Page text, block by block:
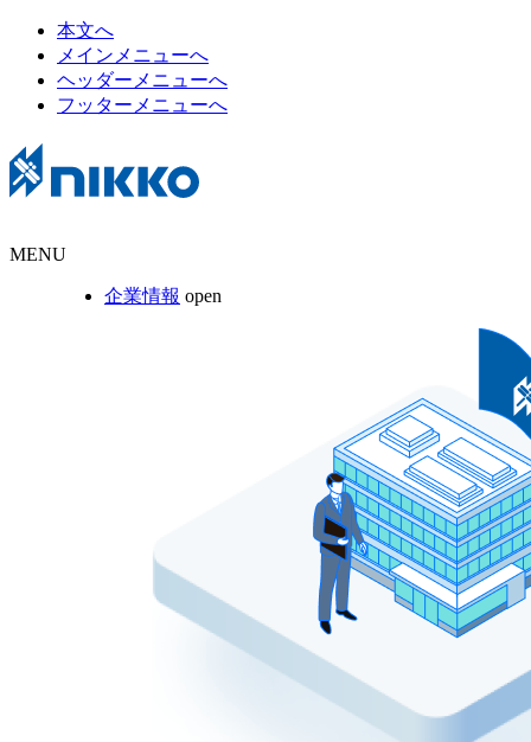
本文へ
メインメニューへ
ヘッダーメニューへ
フッターメニューへ
MENU
企業情報 open